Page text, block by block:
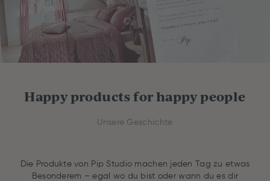
Happy products for happy people
Unsere Geschichte
Die Produkte von Pip Studio machen jeden Tag zu etwas
Besonderem – egal wo du bist oder wann du es dir